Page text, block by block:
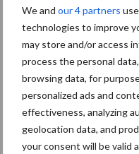
We and our 4 partners
technologies to improve
may store and/or access
process the personal
browsing data, for
personalized ads and
effectiveness, analyzing
geolocation data, and
your consent will be valid
zullen verschillende
hun deuren openen. Dit is
een Lely melk-, voer- of